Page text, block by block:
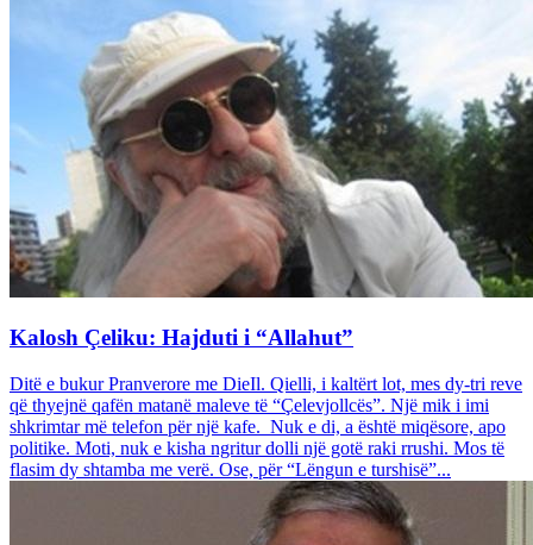
Kalosh Çeliku: Hajduti i “Allahut”
Ditë e bukur Pranverore me DieIl. Qielli, i kaltërt lot, mes dy-tri reve
që thyejnë qafën matanë maleve të “Çelevjollcës”. Një mik i imi
shkrimtar më telefon për një kafe. Nuk e di, a është miqësore, apo
politike. Moti, nuk e kisha ngritur dolli një gotë raki rrushi. Mos të
flasim dy shtamba me verë. Ose, për “Lëngun e turshisë”...